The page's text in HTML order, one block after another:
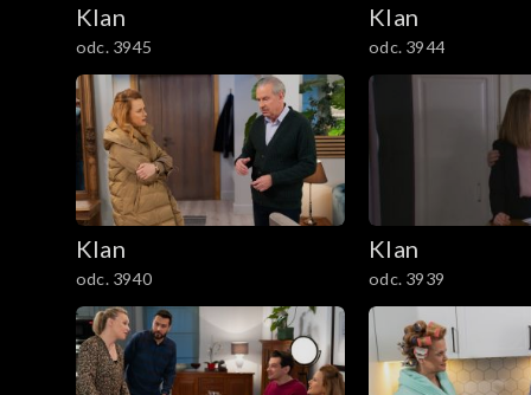
101–200
1–100
Klan
odc. 3945
Klan
odc. 3944
Klan
odc. 3940
Klan
odc. 3939